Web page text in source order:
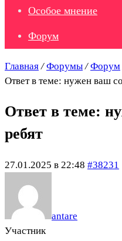
Особое мнение
Форум
Главная / Форумы / Форум
Ответ в теме: нужен ваш
Ответ в теме:
ребят
27.01.2025 в 22:48 #38231
antare
Участник